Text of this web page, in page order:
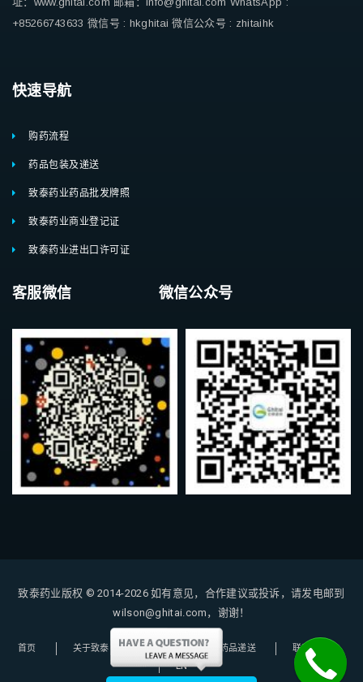
+85266743633 微信号 : hkghitai 微信公众号 : zhitaihk
快速导航
购药流程
药品包装及递送
致泰药业药品批发牌照
致泰药业商业登记证
致泰药业进出口许可证
客服微信 微信公众号
致泰药业版权 © 2014-2026如有意见，合作建议或投诉，请发电邮到
wilson@ghitai.com，谢谢！
首页 关于致泰 购药指南 药品递送
联系我们
EN